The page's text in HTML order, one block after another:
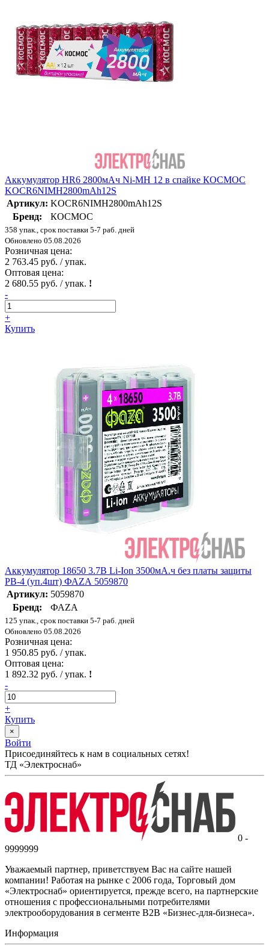
Аккумулятор HR6 2800мАч Ni-MH 12 в спайке КОСМОС
KOCR6NIMH2800mAh12S
Артикул: KOCR6NIMH2800mAh12S
Бренд:
КОСМОС
358 упак., срок поставки 5-7 раб. дней
Обновлено 05.08.2026
Розничная цена:
2 763.45 руб. / упак.
Оптовая цена:
2 680.55 руб. / упак. !
-
+
Купить
Аккумулятор 18650 3.7В Li-Ion 3500мА.ч без платы защиты
PB-4 (уп.4шт) ФАZА 5059870
Артикул: 5059870
Бренд:
ФАZА
125 упак., срок поставки 5-7 раб. дней
Обновлено 05.08.2026
Розничная цена:
1 950.85 руб. / упак.
Оптовая цена:
1 892.32 руб. / упак. !
-
+
Купить
×
Войти
Присоединяйтесь к нам в социальных сетях!
ТД «Электроснаб»
0 -
9999999
Уважаемый партнер, приветствуем Вас на сайте нашей
компании! Работая на рынке с 2006 года, Торговый дом
«Электроснаб» ориентируется, прежде всего, на партнерские
отношения с профессиональными потребителями
электрооборудования в сегменте B2B «Бизнес-для-бизнеса».
Информация